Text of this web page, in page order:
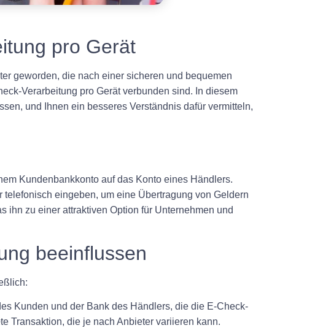
pro Gerät
geworden, die nach einer sicheren und bequemen
Verarbeitung pro Gerät verbunden sind. In diesem
und Ihnen ein besseres Verständnis dafür vermitteln,
Kundenbankkonto auf das Konto eines Händlers.
eingeben, um eine Übertragung von Geldern
ihn zu einer attraktiven Option für Unternehmen und
beeinflussen
Kunden und der Bank des Händlers, die die E-Check-
Transaktion, die je nach Anbieter variieren kann.